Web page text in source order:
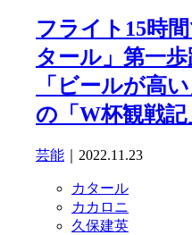
フライト15時
タール」第一
「ビールが高
の「W杯観戦記
芸能 ｜2022.11.23
カタール
カカロニ
久保建英